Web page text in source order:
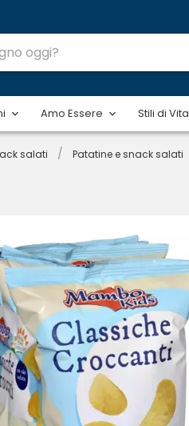
Amo Essere Stili di Vita
salati / Patatine e snack salati